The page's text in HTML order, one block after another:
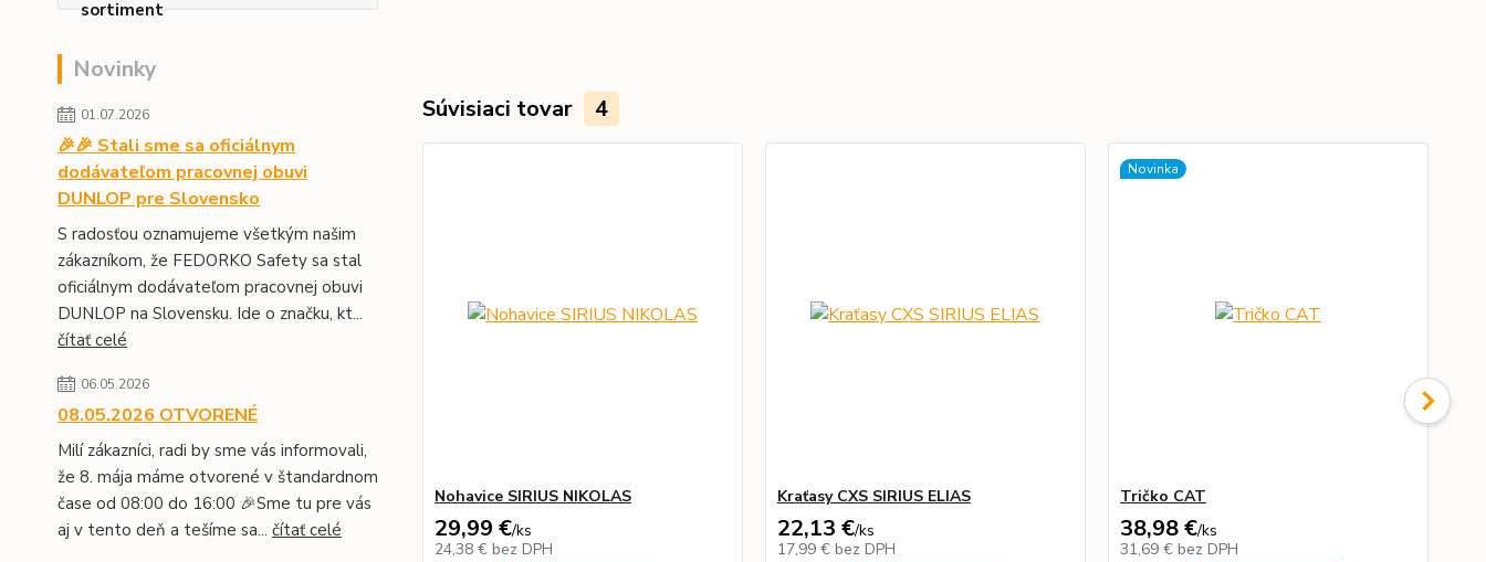
Novinky
01.07.2026
🎉🎉 Stali sme sa oficiálnym
dodávateľom pracovnej obuvi
DUNLOP pre Slovensko
S radosťou oznamujeme všetkým našim
zákazníkom, že FEDORKO Safety sa stal
oficiálnym dodávateľom pracovnej obuvi
DUNLOP na Slovensku. Ide o značku, kt...
čítať celé
06.05.2026
08.05.2026 OTVORENÉ
Milí zákazníci, radi by sme vás informovali,
že 8. mája máme otvorené v štandardnom
čase od 08:00 do 16:00 🎉Sme tu pre vás
aj v tento deň a tešíme sa... čítať celé
Súvisiaci tovar 4
Nohavice SIRIUS NIKOLAS
29,99 €/ks
24,38 € bez DPH
Kraťasy CXS SIRIUS ELIAS
22,13 €/ks
17,99 € bez DPH
Novinka
Tričko CAT
38,98 €/ks
31,69 € bez DPH